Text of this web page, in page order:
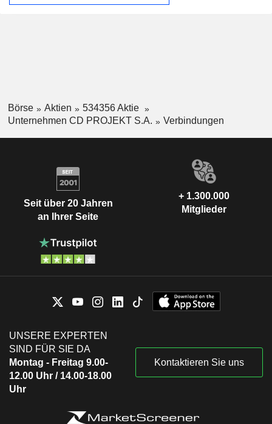
Börse Aktien
534356 Aktie
Unternehmen CD PROJEKT S.A.
Verbindungen
Seit über 20 Jahren
an Ihrer Seite
+ 1.300.000
Mitglieder
UNSERE EXPERTEN
SIND FÜR SIE DA
Montag - Freitag 9.00-
12.00 Uhr / 14.00-18.00
Uhr
Kontaktieren Sie uns